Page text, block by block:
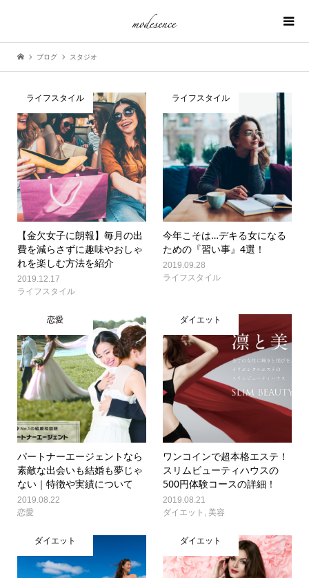
ブログ スタジオ
ライフスタイル
【金欠女子に朗報】毎月の出
費を減らさずに趣味やおしゃ
れを楽しむ方法を紹介
2019.12.17
ライフスタイル
ライフスタイル
今年こそは…デキる女になる
ための『習い事』4選！
2019.09.28
ライフスタイル
恋愛
パートナーエージェントなら
素敵な出会いも結婚も夢じゃ
ない｜特徴や実績について
2019.08.22
恋愛
ダイエット
ワンコインで超本格エステ！
スリムビューティハウスの
500円体験コースの詳細！
2019.08.21
ダイエット , 美容
ダイエット ダイエット